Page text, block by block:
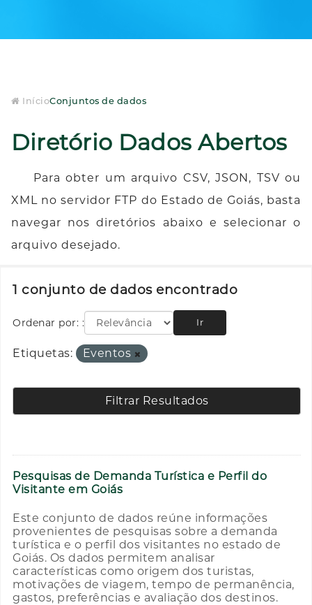
InícioConjuntos de dados
Diretório Dados Abertos
Para obter um arquivo CSV, JSON, TSV ou
XML no servidor FTP do Estado de Goiás, basta
navegar nos diretórios abaixo e selecionar o
arquivo desejado.
1 conjunto de dados encontrado
Ordenar por: Ir
Etiquetas: Eventos
Filtrar Resultados
Pesquisas de Demanda Turística e Perfil do
Visitante em Goiás
Este conjunto de dados reúne informações
provenientes de pesquisas sobre a demanda
turística e o perfil dos visitantes no estado de
Goiás. Os dados permitem analisar
características como origem dos turistas,
motivações de viagem, tempo de permanência,
gastos, preferências e avaliação dos destinos.